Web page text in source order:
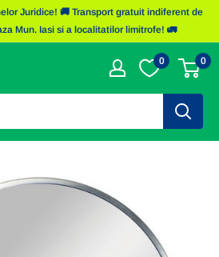
Juridice! 🚚 Transport gratuit indiferent de
Mun. Iasi si a localitatilor limitrofe! 🚛
0 0